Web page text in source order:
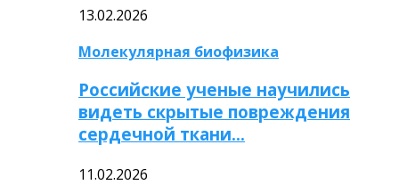
13.02.2026
Молекулярная биофизика
Российские ученые научились
видеть скрытые повреждения
сердечной ткани…
11.02.2026